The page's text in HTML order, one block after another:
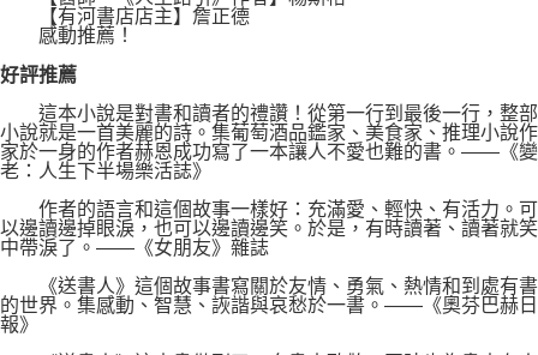
【有河書店店主】詹正德
感動推薦！
好評推薦
這本小說是對書和讀者的禮讚！從第一行到最後一行，整部
小說就是一首美麗的詩。集葡萄酒品鑑家、美食家、推理小說作
家於一身的作者赫恩成功寫了一本讓人不愛也難的書。――《變
老：人生下半場樂活誌》
作者的語言和這個故事一樣好：充滿愛、輕快、有活力。可
以邊讀邊掉眼淚，也可以邊讀邊笑。於是，有時讀著、讀著就笑
中帶淚了。――《女朋友》雜誌
《送書人》這個故事書寫關於友情、勇氣、熱情和到處有書
的世界。集感動、智慧、詼諧與哀愁於一書。――《奧芬巴赫日
報》